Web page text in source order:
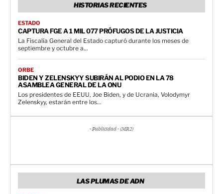
HISTORIAS RECIENTES
ESTADO
CAPTURA FGE A 1 MIL 077 PRÓFUGOS DE LA JUSTICIA
La Fiscalía General del Estado capturó durante los meses de
septiembre y octubre a...
ORBE
BIDEN Y ZELENSKYY SUBIRÁN AL PODIO EN LA 78
ASAMBLEA GENERAL DE LA ONU
Los presidentes de EEUU, Joe Biden, y de Ucrania, Volodymyr
Zelenskyy, estarán entre los...
- Publicidad - (MR2)
LAS PLUMAS DE ADN